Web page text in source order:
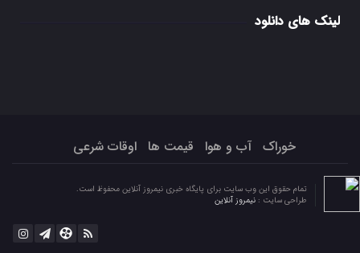
لینک های دانلود
خوراک آب و هوا قیمت ها اوقات شرعی
تمام حقوق این وب سایت برای پایگاه خبری نیمروز آنلاین محفوظ است.
طراحی سایت : نیمروز آنلاین